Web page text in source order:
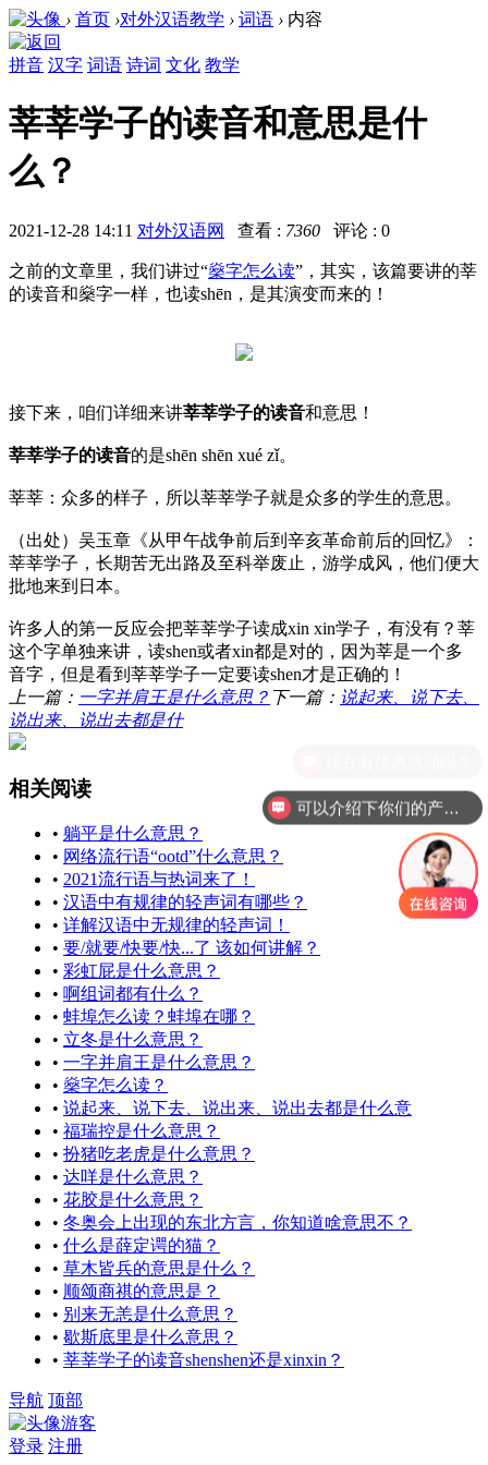
› 首页 ›对外汉语教学 › 词语 › 内容
拼音 汉字 词语 诗词 文化 教学
莘莘学子的读音和意思是什
么？
2021-12-28 14:11 对外汉语网 查看 : 7360 评论 : 0
之前的文章里，我们讲过“燊字怎么读”，其实，该篇要讲的莘
的读音和燊字一样 ，也读shēn， 是其演变而来的！
接下来，咱们详细来讲莘莘学子的读音和意思！
莘莘学子的读音的是shēn shēn xué zǐ。
莘莘：众多的样子，所以莘莘学子就是众多的学生的意思。
（出处）吴玉章《从甲午战争前后到辛亥革命前后的回忆》：
莘莘学子，长期苦无出路及至科举废止，游学成风，他们便大
批地来到日本。
许多人的第一反应会把莘莘学子读成xin xin学子，有没有？莘
这个字单独来讲，读shen或者xin都是对的，因为莘是一个多
音字，但是看到莘莘学子一定要读shen才是正确的！
上一篇： 一字并肩王是什么意思？ 下一篇： 说起来、说下去、
说出来、说出去都是什
相关阅读
• 躺平是什么意思？
• 网络流行语“ootd”什么意思？
• 2021流行语与热词来了！
• 汉语中有规律的轻声词有哪些？
• 详解汉语中无规律的轻声词！
• 要/就要/快要/快...了 该如何讲解？
• 彩虹屁是什么意思？
• 啊组词都有什么？
• 蚌埠怎么读？蚌埠在哪？
• 立冬是什么意思？
• 一字并肩王是什么意思？
• 燊字怎么读？
• 说起来、说下去、说出来、说出去都是什么意
• 福瑞控是什么意思？
• 扮猪吃老虎是什么意思？
• 达咩是什么意思？
• 花胶是什么意思？
• 冬奥会上出现的东北方言，你知道啥意思不？
• 什么是薛定谔的猫？
• 草木皆兵的意思是什么？
• 顺颂商祺的意思是？
• 别来无恙是什么意思？
• 歇斯底里是什么意思？
• 莘莘学子的读音shenshen还是xinxin？
导航 顶部
游客
登录 注册
可以介绍下你们的产品么？